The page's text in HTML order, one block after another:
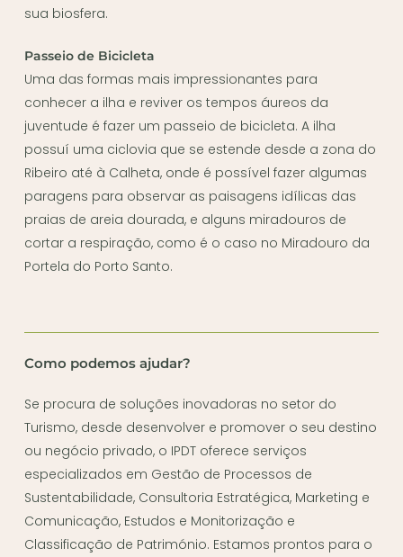
sua biosfera.
Passeio de Bicicleta
Uma das formas mais impressionantes para
conhecer a ilha e reviver os tempos áureos da
juventude é fazer um passeio de bicicleta. A ilha
possuí uma ciclovia que se estende desde a zona do
Ribeiro até à Calheta, onde é possível fazer algumas
paragens para observar as paisagens idílicas das
praias de areia dourada, e alguns miradouros de
cortar a respiração, como é o caso no Miradouro da
Portela do Porto Santo.
Como podemos ajudar?
Se procura de soluções inovadoras no setor do
Turismo, desde desenvolver e promover o seu destino
ou negócio privado, o IPDT oferece serviços
especializados em Gestão de Processos de
Sustentabilidade, Consultoria Estratégica, Marketing e
Comunicação, Estudos e Monitorização e
Classificação de Património. Estamos prontos para o